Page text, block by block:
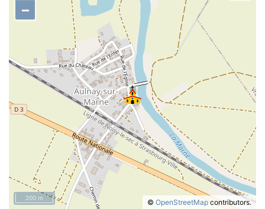
–
© OpenStreetMapcontributors.
200 m